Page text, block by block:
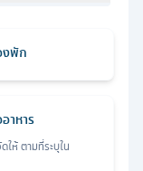
งพัก
าหาร
ให้ ตามที่ระบุใน